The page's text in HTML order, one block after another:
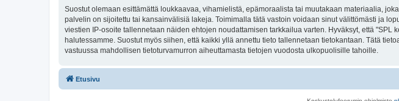
Suostut olemaan esittämättä loukkaavaa, vihamielistä, epämoraalista tai muutakaan materiaalia,
palvelin on sijoitettu tai kansainvälisiä lakeja. Toimimalla tätä vastoin voidaan sinut välittömästi ja
viestien IP-osoite tallennetaan näiden ehtojen noudattamisen tarkkailua varten. Hyväksyt, että
halutessamme. Suostut myös siihen, että kaikki yllä annettu tieto tallennetaan tietokantaan. Tätä
vastuussa mahdollisen tietoturvamurron aiheuttamasta tietojen vuodosta ulkopuolisille tahoille.
Etusivu